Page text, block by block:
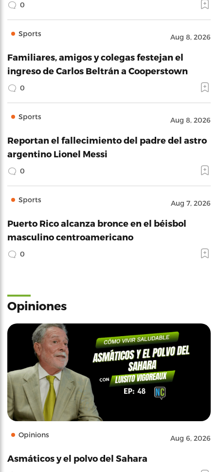
0
Sports Aug 8, 2026
Familiares, amigos y colegas festejan el
ingreso de Carlos Beltrán a Cooperstown
0
Sports Aug 8, 2026
Reportan el fallecimiento del padre del astro
argentino Lionel Messi
0
Sports Aug 7, 2026
Puerto Rico alcanza bronce en el béisbol
masculino centroamericano
0
Opiniones
Opinions Aug 6, 2026
Asmáticos y el polvo del Sahara